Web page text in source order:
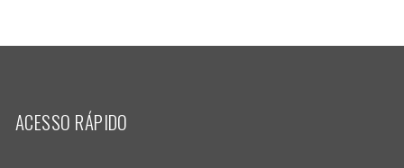
ACESSO RÁPIDO